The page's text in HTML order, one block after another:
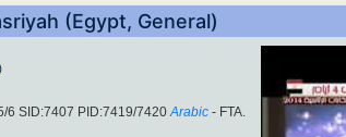
(Egypt, General)
6 SID:7407 PID:7419/7420 Arabic - FTA.